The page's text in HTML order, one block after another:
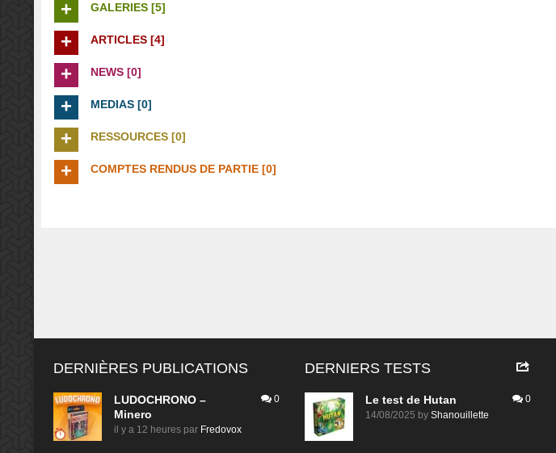
GALERIES [5]
ARTICLES [4]
NEWS [0]
MEDIAS [0]
RESSOURCES [0]
COMPTES RENDUS DE PARTIE [0]
DERNIÈRES PUBLICATIONS
LUDOCHRONO –
Minero
il y a 12 heures par Fredovox
0
DERNIERS TESTS
Le test de Hutan
14/08/2025 by Shanouillette
0